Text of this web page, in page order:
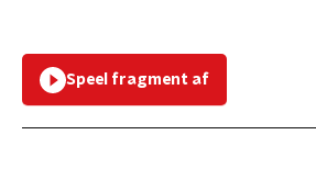
Speel fragment af